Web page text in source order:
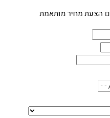
הצעת מחיר מותאמת